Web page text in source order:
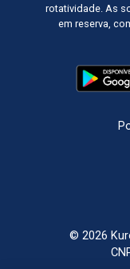
rotatividade. As
em reserva,
© 2026